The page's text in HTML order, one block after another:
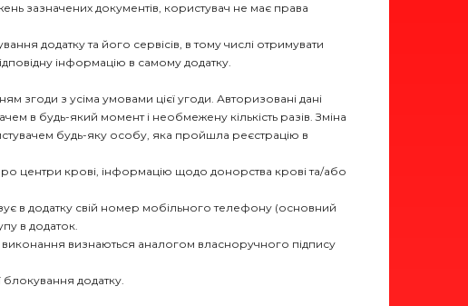
зазначених документів, користувач не має права
додатку та його сервісів, в тому числі отримувати
інформацію в самому додатку.
згоди з усіма умовами цієї угоди. Авторизовані дані
в будь-який момент і необмежену кількість разів. Зміна
будь-яку особу, яка пройшла реєстрацію в
центри крові, інформацію щодо донорства крові та/або
в додатку свій номер мобільного телефону (основний
в додаток.
визнаються аналогом власноручного підпису
додатку.